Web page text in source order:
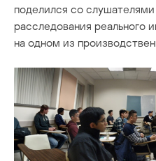
поделился со
расследования реального
на одном из